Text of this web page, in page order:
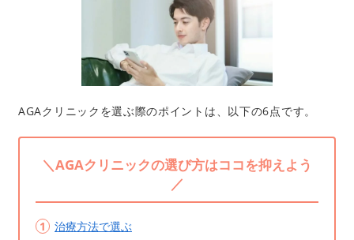
AGAクリニックを選ぶ際のポイントは、以下の6点です。
＼AGAクリニックの選び方はココを抑えよう
／
治療方法で選ぶ